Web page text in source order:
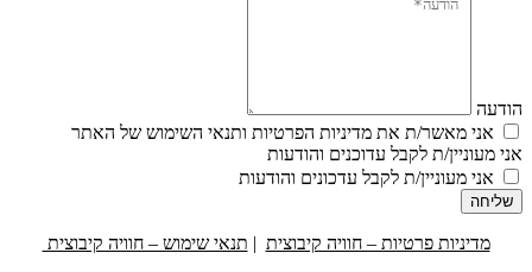
הודעה
אני מאשר/ת את מדיניות הפרטיות ותנאי השימוש של האתר
אני מעוניין/ת לקבל עדוכנים והודעות
אני מעוניין/ת לקבל עדכונים והודעות
שליחה
מדיניות פרטיות – חוויה קיבוצית | תנאי שימוש – חוויה קיבוצית